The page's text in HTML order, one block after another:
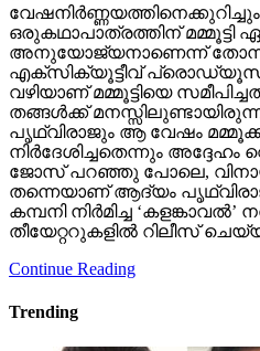
ഒരുകഥാപാത്രത്തിന് മമ്മൂട്ടി
അനുയോജ്യനാണെന്ന്
എക്‌സിക്യൂട്ടീവ്
വഴിയാണ് മമ്മൂട്ടിയെ
തങ്ങള്‍ക്ക്
പൃഥ്വിരാജും ആ വേഷം
നിര്‍ദേശിച്ചതെന്നും അദ്ദേഹം
ജോസ് പറഞ്ഞു പോലെ,
തന്നെയാണ് ആദ്യം
കമ്പനി നിര്‍മിച്ച ‘കളങ്കാവല്‍’
തീയേറ്ററുകളില്‍ റിലീസ്
Continue Reading
Trending